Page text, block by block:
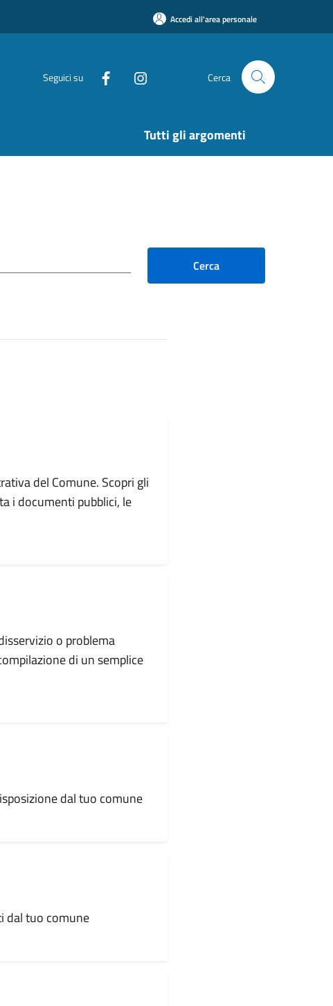
Accedi all'area personale
Seguici su Cerca
Tutti gli argomenti
Cerca
del Comune. Scopri gli
i documenti pubblici, le
o problema
di un semplice
dal tuo comune
dal tuo comune